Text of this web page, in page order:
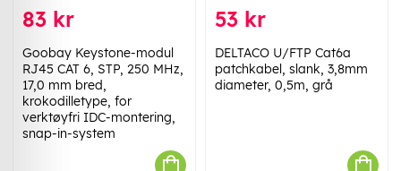
83 kr
Goobay Keystone-modul
RJ45 CAT 6, STP, 250 MHz,
17,0 mm bred,
krokodilletype, for
verktøyfri IDC-montering,
snap-in-system
53 kr
DELTACO U/FTP Cat6a
patchkabel, slank, 3,8mm
diameter, 0,5m, grå